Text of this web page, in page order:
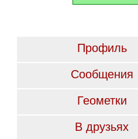
Профиль
Сообщения
Геометки
В друзьях